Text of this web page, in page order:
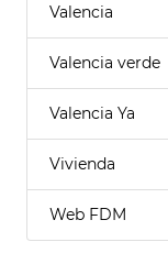
Valencia
Valencia verde
Valencia Ya
Vivienda
Web FDM